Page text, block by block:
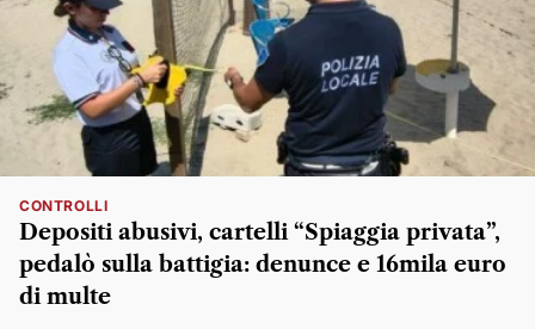
CONTROLLI
Depositi abusivi, cartelli “Spiaggia privata”,
pedalò sulla battigia: denunce e 16mila euro
di multe